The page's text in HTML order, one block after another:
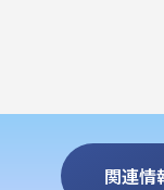
関連情